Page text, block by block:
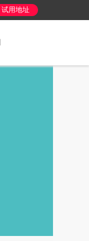
试用地址